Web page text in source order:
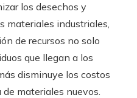
los desechos y
materiales industriales,
de recursos no solo
que llegan a los
disminuye los costos
materiales nuevos.